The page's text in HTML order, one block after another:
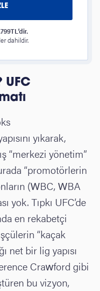
dahildir.
UFC
yıkarak,
“merkezi yönetim”
“promotörlerin
(WBC, WBA
yok. Tıpkı UFC’de
en rekabetçi
“kaçak
net bir lig yapısı
Crawford gibi
bu vizyon,